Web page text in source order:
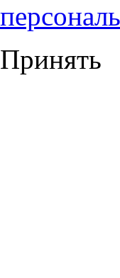
Принять